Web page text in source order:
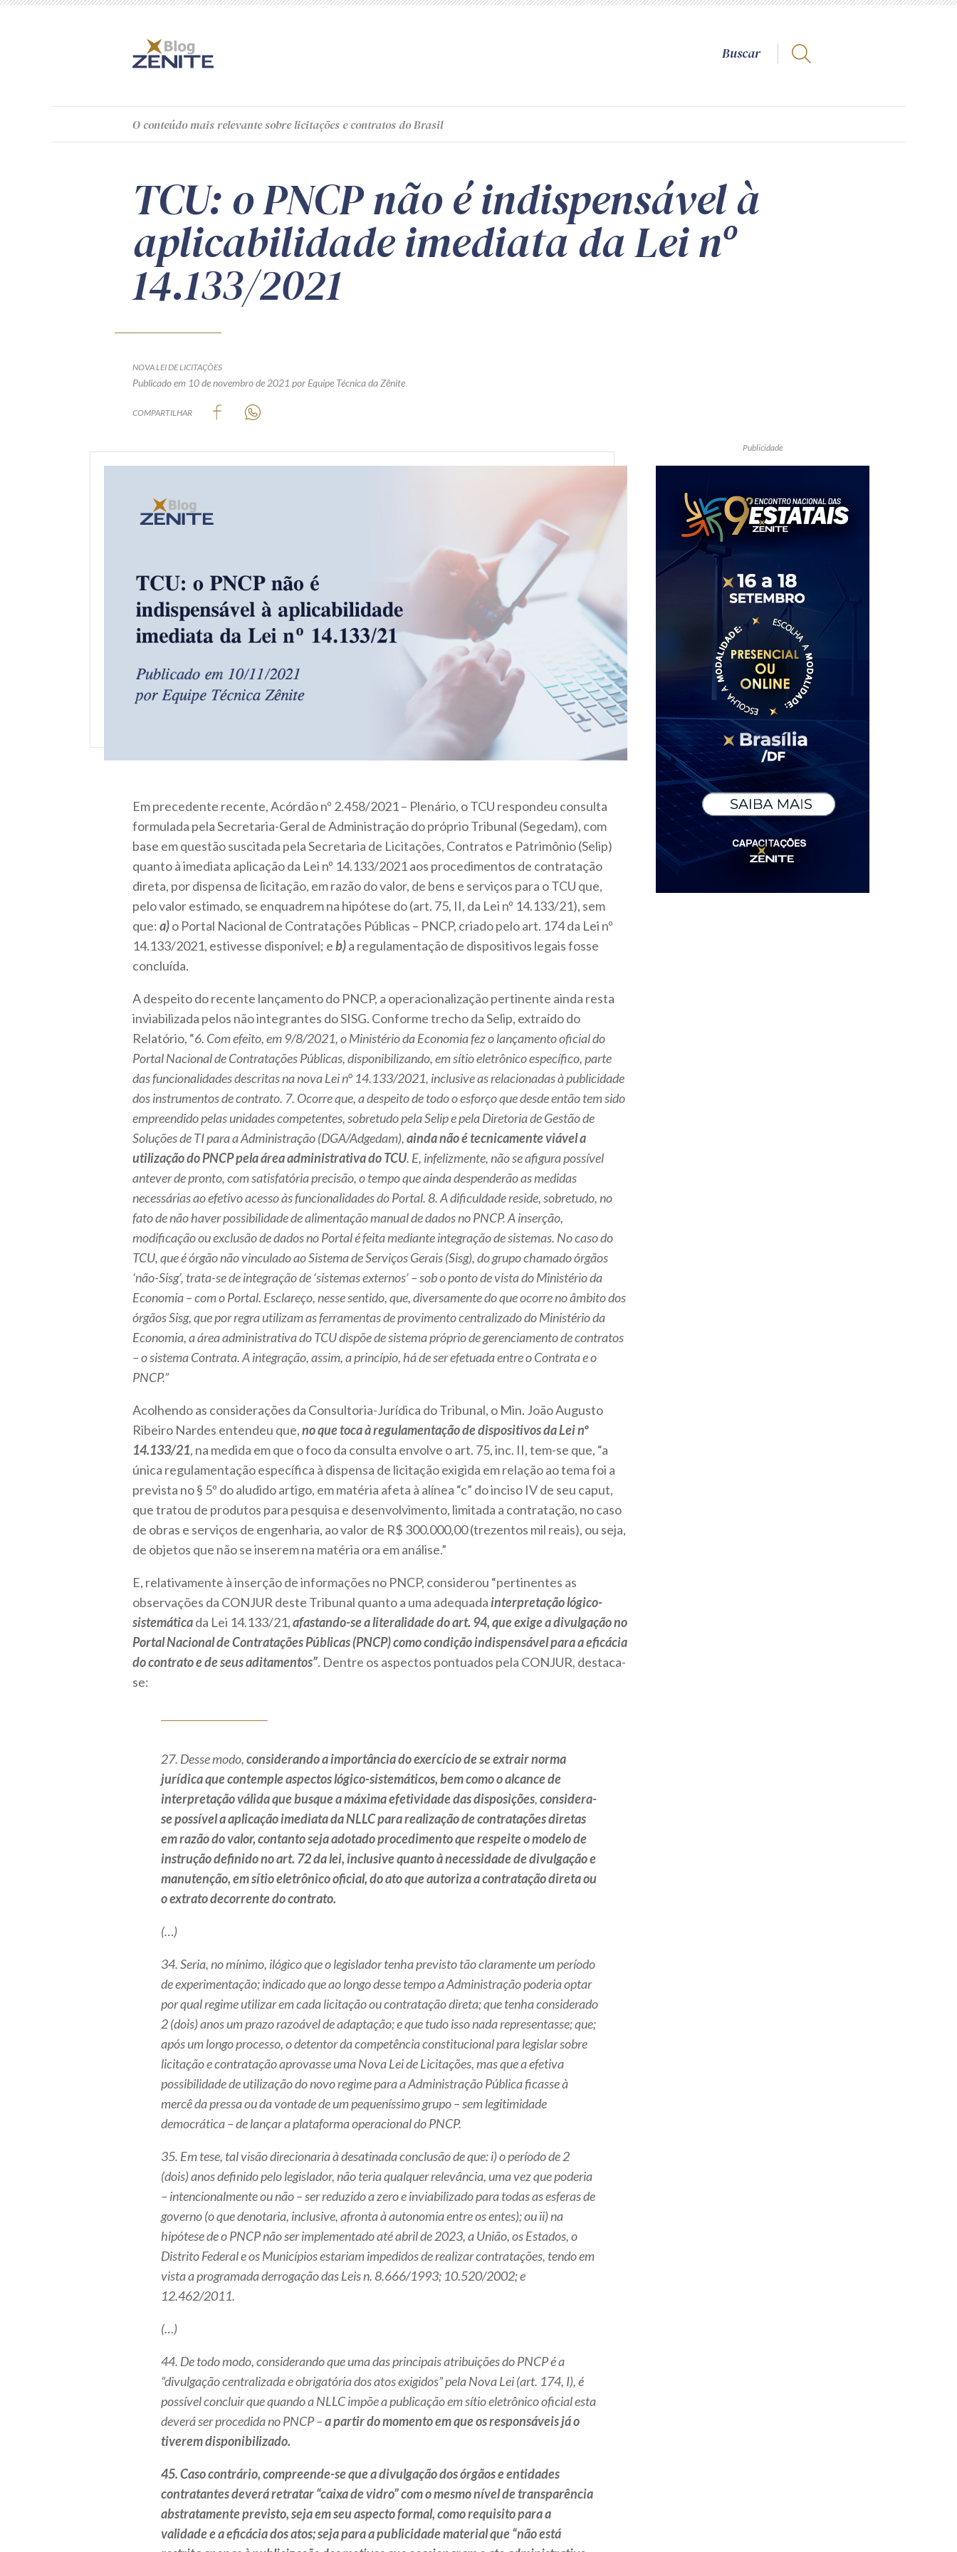
O conteúdomais relevante sobre licitações e contratos do Brasil
TCU: o PNCP não é indispensável à
aplicabilidade imediata da Lei nº
14.133/2021
NOVA LEI DE LICITAÇÕES
Publicado em 10 de novembro de 2021 por Equipe Técnica da Zênite
COMPARTILHAR
Em precedente recente, Acórdão nº 2.458/2021 – Plenário, o TCU respondeu consulta
formulada pela Secretaria-Geral de Administração do próprio Tribunal (Segedam), com
base em questão suscitada pela Secretaria de Licitações, Contratos e Patrimônio (Selip)
quanto à imediata aplicação da Lei nº 14.133/2021 aos procedimentos de contratação
direta, por dispensa de licitação, em razão do valor, de bens e serviços para o TCU que,
pelo valor estimado, se enquadrem na hipótese do (art. 75, II, da Lei nº 14.133/21), sem
que:a)o Portal Nacional de Contratações Públicas – PNCP, criado pelo art. 174 da Lei nº
14.133/2021, estivesse disponível; eb)a regulamentação de dispositivos legais fosse
concluída.
A despeito do recente lançamento do PNCP, a operacionalização pertinente ainda resta
inviabilizada pelos não integrantes do SISG. Conforme trecho da Selip, extraído do
Relatório, “6. Com efeito, em 9/8/2021, o Ministério da Economia fez o lançamento oficial do
Portal Nacional de Contratações Públicas, disponibilizando, em sítio eletrônico específico, parte
das funcionalidades descritas na nova Lei n° 14.133/2021, inclusive as relacionadas à publicidade
dos instrumentos de contrato. 7. Ocorre que, a despeito de todo o esforço que desde então tem sido
empreendido pelas unidades competentes, sobretudo pela Selip e pela Diretoria de Gestão de
Soluções de TI para a Administração (DGA/Adgedam),ainda não é tecnicamente viável a
utilização do PNCP pela área administrativa do TCU. E, infelizmente, não se afigura possível
antever de pronto, com satisfatória precisão, o tempo que ainda despenderão as medidas
necessárias ao efetivo acesso às funcionalidades do Portal. 8. A dificuldade reside, sobretudo, no
fato de não haver possibilidade de alimentação manual de dados no PNCP. A inserção,
modificação ou exclusão de dados no Portal é feita mediante integração de sistemas. No caso do
TCU, que é órgão não vinculado ao Sistema de Serviços Gerais (Sisg), do grupo chamado órgãos
‘não-Sisg’, trata-se de integração de ‘sistemas externos’ – sob o ponto de vista do Ministério da
Economia – com o Portal. Esclareço, nesse sentido, que, diversamente do que ocorre no âmbito dos
órgãos Sisg, que por regra utilizam as ferramentas de provimento centralizado do Ministério da
Economia, a área administrativa do TCU dispõe de sistema próprio de gerenciamento de contratos
– o sistema Contrata. A integração, assim, a princípio, há de ser efetuada entre o Contrata e o
PNCP.”
Acolhendo as considerações da Consultoria-Jurídica do Tribunal, o Min. João Augusto
Ribeiro Nardes entendeu que,no que toca à regulamentação de dispositivos da Lei nº
14.133/21, na medida em que o foco da consulta envolve o art. 75, inc. II, tem-se que, “a
única regulamentação específica à dispensa de licitação exigida em relação ao tema foi a
prevista no § 5º do aludido artigo, em matéria afeta à alínea “c” do inciso IV de seu caput,
que tratou de produtos para pesquisa e desenvolvimento, limitada a contratação, no caso
de obras e serviços de engenharia, ao valor de R$ 300.000,00 (trezentos mil reais), ou seja,
de objetos que não se inserem na matéria ora em análise.”
E, relativamente à inserção de informações no PNCP, considerou “pertinentes as
observações da CONJUR deste Tribunal quanto a uma adequadainterpretação lógico-
sistemáticada Lei 14.133/21,afastando-se a literalidade do art. 94, que exige a divulgação no
Portal Nacional de Contratações Públicas (PNCP) como condição indispensável para a eficácia
do contrato e de seus aditamentos”. Dentre os aspectos pontuados pela CONJUR, destaca-
se:
27. Desse modo,considerando a importância do exercício de se extrair norma
jurídica que contemple aspectos lógico-sistemáticos, bem como o alcance de
interpretação válida que busque a máxima efetividade das disposições,considera-
se possível a aplicação imediata da NLLC para realização de contratações diretas
em razão do valor, contanto seja adotado procedimento que respeite o modelo de
instrução definido no art. 72 da lei, inclusive quanto à necessidade de divulgação e
manutenção, em sítio eletrônico oficial, do ato que autoriza a contratação direta ou
o extrato decorrente do contrato.
(…)
34. Seria, no mínimo, ilógico que o legislador tenha previsto tão claramente um período
de experimentação; indicado que ao longo desse tempo a Administração poderia optar
por qual regime utilizar em cada licitação ou contratação direta; que tenha considerado
2 (dois) anos um prazo razoável de adaptação; e que tudo isso nada representasse; que;
após um longo processo, o detentor da competência constitucional para legislar sobre
licitação e contratação aprovasse uma Nova Lei de Licitações, mas que a efetiva
possibilidade de utilização do novo regime para a Administração Pública ficasse à
mercê da pressa ou da vontade de um pequeníssimo grupo – sem legitimidade
democrática – de lançar a plataforma operacional do PNCP.
35. Em tese, tal visão direcionaria à desatinada conclusão de que: i) o período de 2
(dois) anos definido pelo legislador, não teria qualquer relevância, uma vez que poderia
– intencionalmente ou não – ser reduzido a zero e inviabilizado para todas as esferas de
governo (o que denotaria, inclusive, afronta à autonomia entre os entes); ou ii) na
hipótese de o PNCP não ser implementado até abril de 2023, a União, os Estados, o
Distrito Federal e os Municípios estariam impedidos de realizar contratações, tendo em
vista a programada derrogação das Leis n. 8.666/1993; 10.520/2002; e
12.462/2011.
(…)
44. De todo modo, considerando que uma das principais atribuições do PNCP é a
“divulgação centralizada e obrigatória dos atos exigidos” pela Nova Lei (art. 174, I), é
possível concluir que quando a NLLC impõe a publicação em sítio eletrônico oficial esta
deverá ser procedida no PNCP –a partir do momento em que os responsáveis já o
tiverem disponibilizado.
45. Caso contrário, compreende-se que a divulgação dos órgãos e entidades
contratantes deverá retratar “caixa de vidro” com o mesmo nível de transparência
abstratamente previsto, seja em seu aspecto formal, como requisito para a
validade e a eficácia dos atos; seja para a publicidade material que “não está
Publicidade